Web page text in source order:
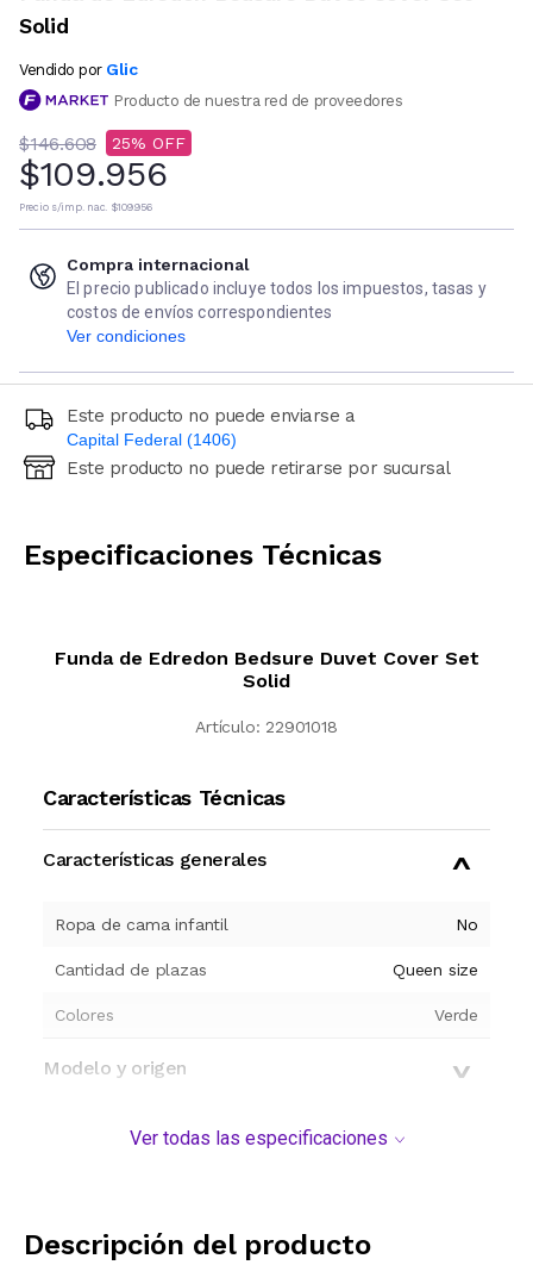
Solid
Vendido por Glic
Producto de nuestra red de proveedores
$146.608 25
$109.956
Precio s/imp. nac. $109.956
Compra internacional
El precio publicado incluye todos los impuestos, tasas y
costos de envíos correspondientes
Ver condiciones
Este producto no puede enviarse a
Capital Federal (1406)
Ingresá código postal (sólo números)
Este producto no puede retirarse por sucursal
Especificaciones Técnicas
Funda de Edredon Bedsure Duvet Cover Set
Solid
Artículo: 22901018
Características Técnicas
Características generales
Ropa de cama infantil No
Cantidad de plazas Queen size
Colores Verde
Modelo y origen
Ver todas las especificaciones
Descripción del producto